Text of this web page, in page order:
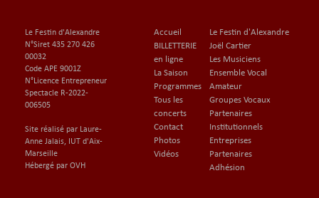
Le Festin d'Alexandre
N°Siret 435 270 426
00032
Code APE 9001Z
N°Licence Entrepreneur
Spectacle R-2022-
006505
Site réalisé par Laure-
Anne Jalais, IUT d'Aix-
Marseille
Hébergé par OVH
Accueil
BILLETTERIE
en ligne
La Saison
Programmes
Tous les
concerts
Contact
Photos
Vidéos
Le Festin d'Alexandre
Joël Cartier
Les Musiciens
Ensemble Vocal
Amateur
Groupes Vocaux
Partenaires
Institutionnels
Entreprises
Partenaires
Adhésion